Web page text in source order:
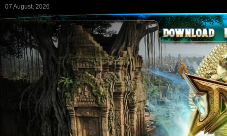
07 August, 2026